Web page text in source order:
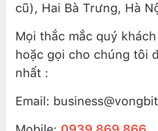
cũ), Hai Bà Trưng, Hà
Mọi thắc mắc quý
hoặc gọi cho chúng tôi
nhất :
Email: